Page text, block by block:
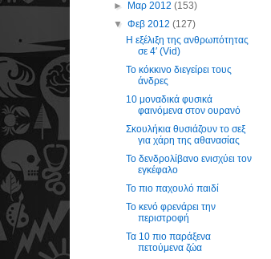
► Μαρ 2012(153)
▼Φεβ 2012(127)
Η εξέλιξη της ανθρωπότητας
σε 4′ (Vid)
Το κόκκινο διεγείρει τους
άνδρες
10 μοναδικά φυσικά
φαινόμενα στον ουρανό
Σκουλήκια θυσιάζουν το σεξ
για χάρη της αθανασίας
Το δενδρολίβανο ενισχύει τον
εγκέφαλο
Το πιο παχουλό παιδί
Το κενό φρενάρει την
περιστροφή
Τα 10 πιο παράξενα
πετούμενα ζώα